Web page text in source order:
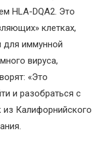
HLA-DQA2. Это
клетках,
для иммунной
вируса,
«Это
и разобраться с
Калифорнийского